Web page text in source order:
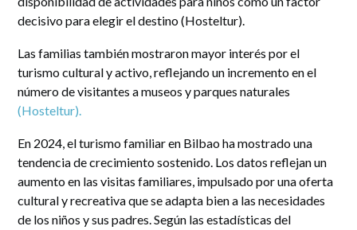
decisivo para elegir el destino​ (Hosteltur)​.
Las familias también mostraron mayor interés por el
turismo cultural y activo, reflejando un incremento en el
número de visitantes a museos y parques naturales​
(Hosteltur)​.
En 2024, el turismo familiar en Bilbao ha mostrado una
tendencia de crecimiento sostenido. Los datos reflejan un
aumento en las visitas familiares, impulsado por una oferta
cultural y recreativa que se adapta bien a las necesidades
de los niños y sus padres. Según las estadísticas del